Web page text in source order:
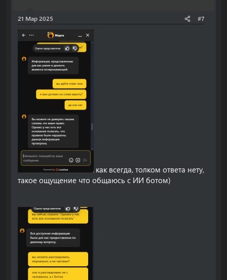
интернете могут быть мошенники, которые используют
различные методы, чтобы завладеть вашими
персональными данными.
С уважением,
Команда DragonMoney.
21 Мар 2025 #7
как всегда, толком ответа нету,
такое ощущение что общаюсь с ИИ ботом)